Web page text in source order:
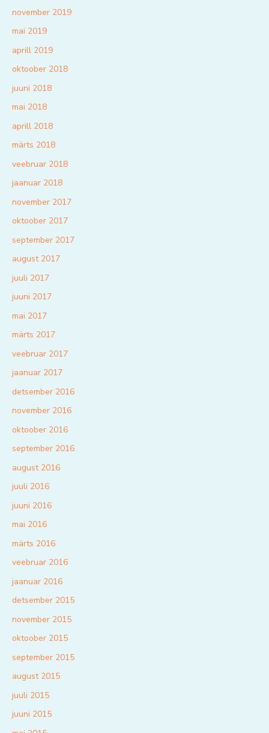
november 2019
mai 2019
aprill 2019
oktoober 2018
juuni 2018
mai 2018
aprill 2018
märts 2018
veebruar 2018
jaanuar 2018
november 2017
oktoober 2017
september 2017
august 2017
juuli 2017
juuni 2017
mai 2017
märts 2017
veebruar 2017
jaanuar 2017
detsember 2016
november 2016
oktoober 2016
september 2016
august 2016
juuli 2016
juuni 2016
mai 2016
märts 2016
veebruar 2016
jaanuar 2016
detsember 2015
november 2015
oktoober 2015
september 2015
august 2015
juuli 2015
juuni 2015